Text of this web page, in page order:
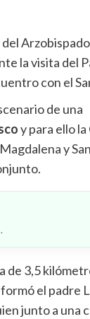
del
la visita del
con el
de una
y para ello
y
de 3,5
el padre
junto a una